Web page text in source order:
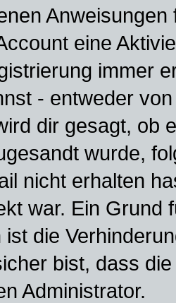
eine
immer
- entweder
dir gesagt, ob
wurde,
nicht erhalten
war. Ein Grund
ist die
bist, dass
Administrator.